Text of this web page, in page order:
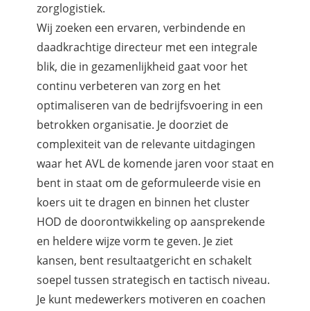
zorglogistiek.
Wij zoeken een ervaren, verbindende en
daadkrachtige directeur met een integrale
blik, die in gezamenlijkheid gaat voor het
continu verbeteren van zorg en het
optimaliseren van de bedrijfsvoering in een
betrokken organisatie. Je doorziet de
complexiteit van de relevante uitdagingen
waar het AVL de komende jaren voor staat en
bent in staat om de geformuleerde visie en
koers uit te dragen en binnen het cluster
HOD de doorontwikkeling op aansprekende
en heldere wijze vorm te geven. Je ziet
kansen, bent resultaatgericht en schakelt
soepel tussen strategisch en tactisch niveau.
Je kunt medewerkers motiveren en coachen